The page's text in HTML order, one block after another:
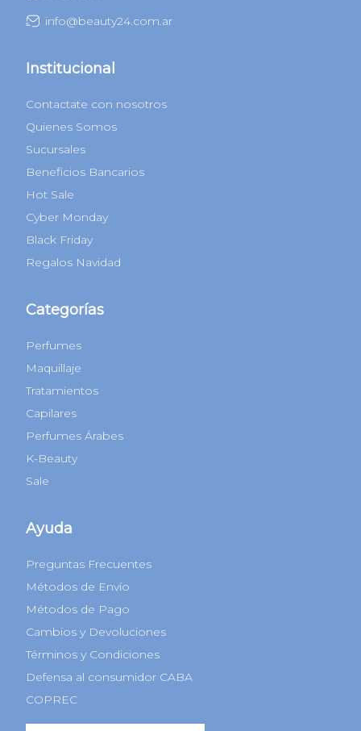
info@beauty24.com.ar
Institucional
Contactate con nosotros
Quienes Somos
Sucursales
Beneficios Bancarios
Hot Sale
Cyber Monday
Black Friday
Regalos Navidad
Categorías
Perfumes
Maquillaje
Tratamientos
Capilares
Perfumes Árabes
K-Beauty
Sale
Ayuda
Preguntas Frecuentes
Métodos de Envío
Métodos de Pago
Cambios y Devoluciones
Términos y Condiciones
Defensa al consumidor CABA
COPREC